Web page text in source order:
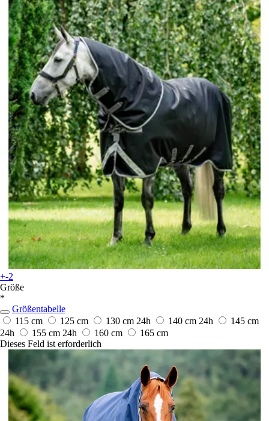
+-2
Größe
*
Größentabelle
115 cm
125 cm 130 cm 24h 140 cm 24h
145 cm
24h
155 cm 24h 160 cm
165 cm
Dieses Feld ist erforderlich